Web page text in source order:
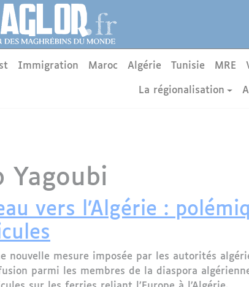
Immigration Maroc Algérie Tunisie MRE
La régionalisation
Yagoubi
vers l’Algérie :
nouvelle mesure imposée par les autorités
parmi les membres de la diaspora